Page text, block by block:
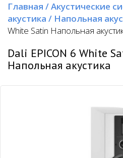
Главная /Акустические
акустика / Напольная
White Satin Напольная
Dali EPICON 6 White
Напольная акустика